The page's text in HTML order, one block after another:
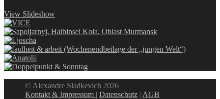
View Slideshow
© Alexandre Sladkevich 2026
Kontakt & Impressum |Datenschutz | AGB